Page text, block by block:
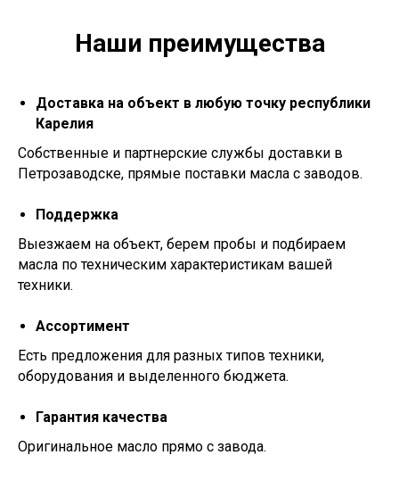
Наши преимущества
Доставка на объект в любую точку республики
Карелия
Собственные и партнерские службы доставки в
Петрозаводске, прямые поставки масла с заводов.
Поддержка
Выезжаем на объект, берем пробы и подбираем
масла по техническим характеристикам вашей
техники.
Ассортимент
Есть предложения для разных типов техники,
оборудования и выделенного бюджета.
Гарантия качества
Оригинальное масло прямо с завода.